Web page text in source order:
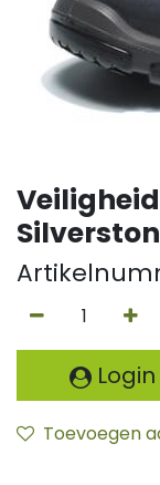
Toevoegen